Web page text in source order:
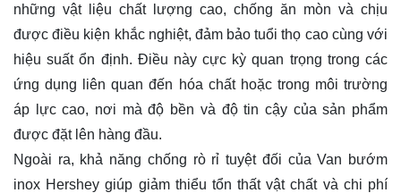
những vật liệu chất lượng cao, chống ăn mòn và chịu
được điều kiện khắc nghiệt, đảm bảo tuổi thọ cao cùng với
hiệu suất ổn định. Điều này cực kỳ quan trọng trong các
ứng dụng liên quan đến hóa chất hoặc trong môi trường
áp lực cao, nơi mà độ bền và độ tin cậy của sản phẩm
được đặt lên hàng đầu.
Ngoài ra, khả năng chống rò rỉ tuyệt đối của Van bướm
inox Hershey giúp giảm thiểu tổn thất vật chất và chi phí